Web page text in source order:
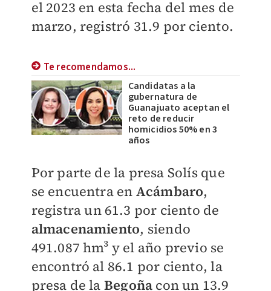
el 2023 en esta fecha del mes de
marzo, registró 31.9 por ciento.
Te recomendamos...
Candidatas a la
gubernatura de
Guanajuato aceptan el
reto de reducir
homicidios 50% en 3
años
Por parte de la presa Solís que
se encuentra en Acámbaro,
registra un 61.3 por ciento de
almacenamiento, siendo
491.087 hm³ y el año previo se
encontró al 86.1 por ciento, la
presa de la Begoña con un 13.9